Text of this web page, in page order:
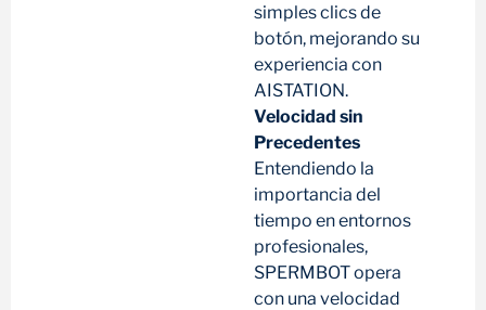
simples clics de
botón, mejorando su
experiencia con
AISTATION.
Velocidad sin
Precedentes
Entendiendo la
importancia del
tiempo en entornos
profesionales,
SPERMBOT opera
con una velocidad